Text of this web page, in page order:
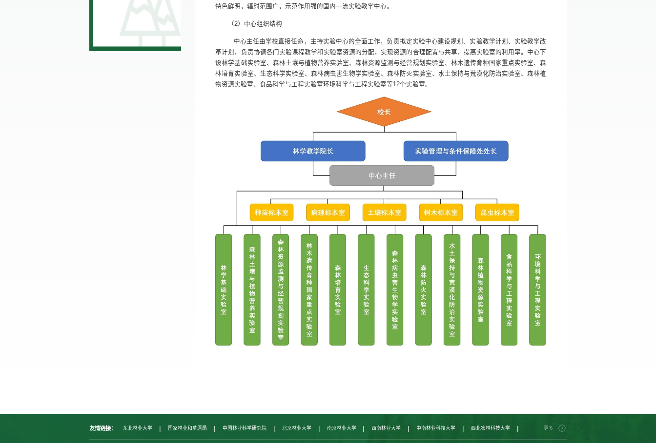
特色鲜明，辐射范围广，示范作用强的国内一流实验教学中心。
（2）中心组织结构
中心主任由学校直接任命，主持实验中心的全面工作，负责拟定实验中心建设规划、实验教学计划、实验教学改
革计划，负责协调各门实验课程教学和实验室资源的分配，实现资源的合理配置与共享，提高实验室的利用率。中心下
设林学基础实验室、森林土壤与植物营养实验室、森林资源监测与经营规划实验室、林木遗传育种国家重点实验室、森
林培育实验室、生态科学实验室、森林病虫害生物学实验室、森林防火实验室、水土保持与荒漠化防治实验室、森林植
物资源实验室、食品科学与工程实验室环境科学与工程实验室等12个实验室。
友情链接： 东北林业大学 | 国家林业和草原局 | 中国林业科学研究院 | 北京林业大学 | 南京林业大学 | 西南林业大学 | 中南林业科技大学 | 西北农林科技大学 |
福建农林大学 | 内蒙古农业大学
更多